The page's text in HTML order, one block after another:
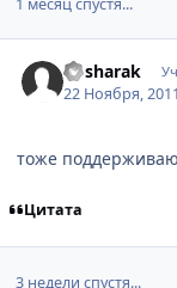
1 месяц спустя...
kosharak
22 Ноября, 2011
тоже поддерживаю
Цитата
3 недели спустя...